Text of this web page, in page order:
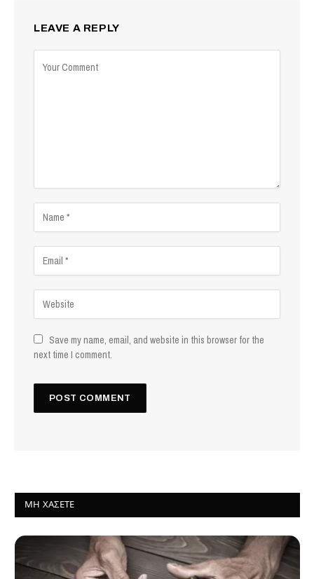
LEAVE A REPLY
Save my name, email, and website in this browser for the
next time I comment.
ΜΗ ΧΆΣΕΤΕ